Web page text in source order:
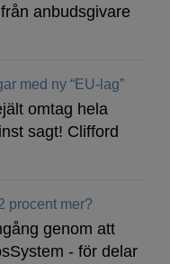
anbudsgivare
med ny “EU-lag”
omtag hela
sagt! Clifford
procent mer?
genom att
- för delar